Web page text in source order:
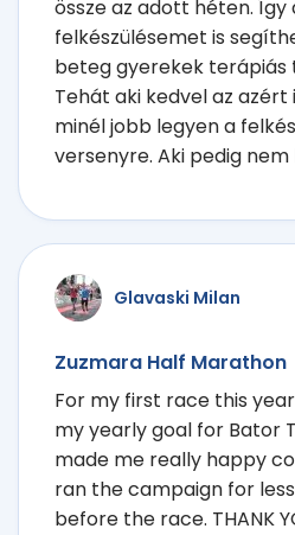
össze az adott héten. Így
felkészülésemet is
beteg gyerekek terápiás
Tehát aki kedvel az azért
minél jobb legyen a
versenyre. Aki pedig nem
Glavaski Milan
Zuzmara Half Marathon
For my first race this
my yearly goal for Bator
made me really happy
ran the campaign for
before the race. THANK